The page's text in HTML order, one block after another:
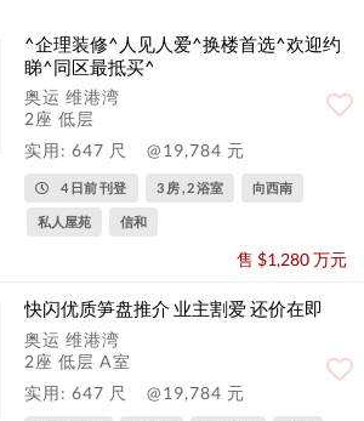
^企理装修^人见人爱^换楼首选^欢迎约
睇^同区最抵买^
奥运 维港湾
2座 低层
实用: 647 尺
@19,784 元
4 日前 刊登 3 房 , 2 浴室 向西南
私人屋苑 信和
售 $1,280 万元
快闪优质笋盘推介 业主割爱 还价在即
奥运 维港湾
2座 低层 A室
实用: 647 尺
@19,784 元